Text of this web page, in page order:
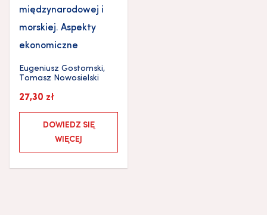
międzynarodowej i
morskiej. Aspekty
ekonomiczne
Eugeniusz Gostomski,
Tomasz Nowosielski
27,30 zł
DOWIEDZ SIĘ
WIĘCEJ